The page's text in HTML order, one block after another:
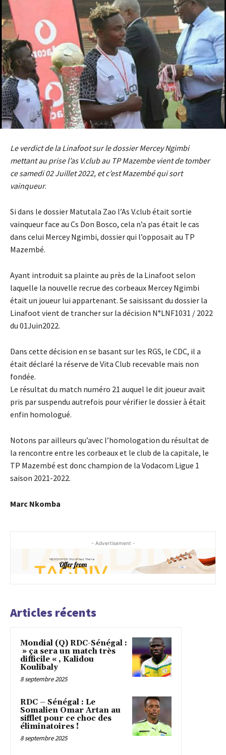
Le verdict de la Linafoot sur le dossier Mercey Ngimbi
mettant au prise l’as V.club au TP Mazembe vient de tomber
ce samedi 02 Juillet 2022, et c’est Mazembé qui sort
vainqueur.
Si dans le dossier Matutala Zao l’As V.club était sortie
vainqueur face au Cs Don Bosco, cela n’a pas était le cas
dans celui Mercey Ngimbi, dossier qui l’opposait au TP
Mazembé.
Ayant introduit sa plainte au près de la Linafoot selon
laquelle la nouvelle recrue des corbeaux Mercey Ngimbi
était un joueur lui appartenant. Se saisissant du dossier la
Linafoot vient de trancher sur la décision N°LNF1031 / 2022
du 01Juin2022.
Dans cette décision en se basant sur les RGS, le CDC, il a
était déclaré la réserve de Vita Club recevable mais non
fondée.
Le résultat du match numéro 21 auquel le dit joueur avait
pris par suspendu autrefois pour vérifier le dossier à était
enfin homologué.
Notons par ailleurs qu’avec l’homologation du résultat de
la rencontre entre les corbeaux et le club de la capitale, le
TP Mazembé est donc champion de la Vodacom Ligue 1
saison 2021-2022.
Marc Nkomba
- Advertisement -
Articles récents
Mondial (Q) RDC-Sénégal :
» ça sera un match très
difficile « , Kalidou
Koulibaly
8 septembre 2025
RDC – Sénégal : Le
Somalien Omar Artan au
sifflet pour ce choc des
éliminatoires !
8 septembre 2025